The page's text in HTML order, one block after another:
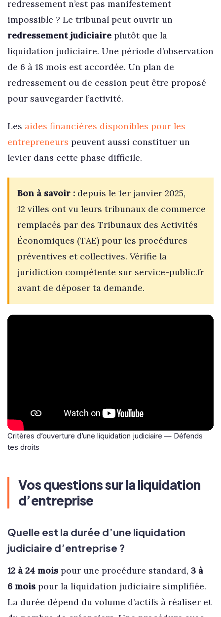
redressement n’est pas manifestement
impossible ? Le tribunal peut ouvrir un
redressement judiciaireplutôt que la
liquidation judiciaire. Une période d’observation
de 6 à 18 mois est accordée. Un plan de
redressement ou de cession peut être proposé
pour sauvegarder l’activité.
Les aides financières disponibles pour les
entrepreneurs peuvent aussi constituer un
levier dans cette phase difficile.
Bon à savoir :depuis le 1er janvier 2025,
12 villes ont vu leurs tribunaux de commerce
remplacés par des Tribunaux des Activités
Économiques (TAE) pour les procédures
préventives et collectives. Vérifie la
juridiction compétente sur service-public.fr
avant de déposer ta demande.
Critères d’ouverture d’une liquidation judiciaire — Défends
tes droits
Vos questions sur la liquidation
d’entreprise
Quelle est la durée d’une liquidation
judiciaire d’entreprise ?
12 à 24 moispour une procédure standard, 3 à
6 moispour la liquidation judiciaire simplifiée.
La durée dépend du volume d’actifs à réaliser et